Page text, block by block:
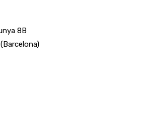
8B